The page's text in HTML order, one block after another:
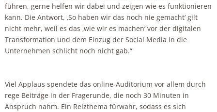
führen, gerne helfen wir dabei und zeigen wie es funktionieren
kann. Die Antwort, ‚So haben wir das noch nie gemacht‘ gilt
nicht mehr, weil es das ‚wie wir es machen‘ vor der digitalen
Transformation und dem Einzug der Social Media in die
Unternehmen schlicht noch nicht gab.“
Viel Applaus spendete das online-Auditorium vor allem durch
rege Beiträge in der Fragerunde, die noch 30 Minuten in
Anspruch nahm. Ein Reizthema fürwahr, sodass es sich